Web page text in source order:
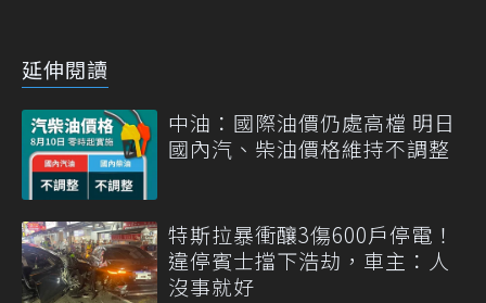
延伸閱讀
中油：國際油價仍處高檔 明日
國內汽、柴油價格維持不調整
特斯拉暴衝釀3傷600戶停電！
違停賓士擋下浩劫，車主：人
沒事就好